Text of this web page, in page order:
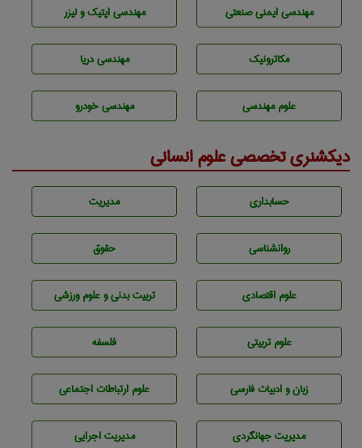
مهندسی ایمنی صنعتی مهندسی اپتیک و لیزر
مکاترونیک مهندسی دریا
علوم مهندسی مهندسی خودرو
دیکشنری تخصصی علوم انسانی
حسابداری مديريت
روانشناسی حقوق
علوم اقتصادی تربيت بدنی و علوم ورزشی
علوم تربيتی فلسفه
زبان و ادبيات فارسی علوم ارتباطات اجتماعی
مديريت جهانگردی مديريت اجرايی